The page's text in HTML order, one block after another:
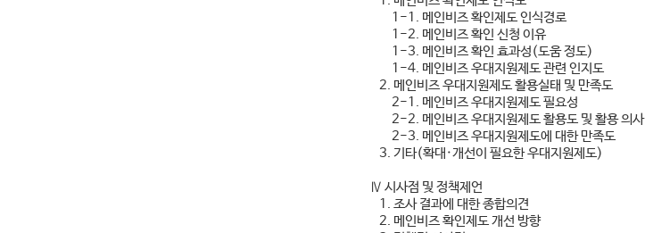
1-1. 메인비즈 확인제도 인식경로
1-2. 메인비즈 확인 신청 이유
1-3. 메인비즈 확인 효과성(도움 정도)
1-4. 메인비즈 우대지원제도 관련 인지도
2. 메인비즈 우대지원제도 활용실태 및 만족도
2-1. 메인비즈 우대지원제도 필요성
2-2. 메인비즈 우대지원제도 활용도 및 활용 의사
2-3. 메인비즈 우대지원제도에 대한 만족도
3. 기타(확대·개선이 필요한 우대지원제도)
Ⅳ 시사점 및 정책제언
1. 조사 결과에 대한 종합의견
2. 메인비즈 확인제도 개선 방향